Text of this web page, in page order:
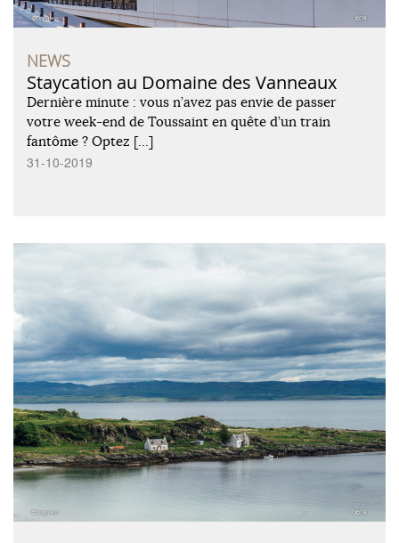
NEWS
Staycation au Domaine des Vanneaux
Dernière minute : vous n’avez pas envie de passer
votre week-end de Toussaint en quête d’un train
fantôme ? Optez […]
31-10-2019